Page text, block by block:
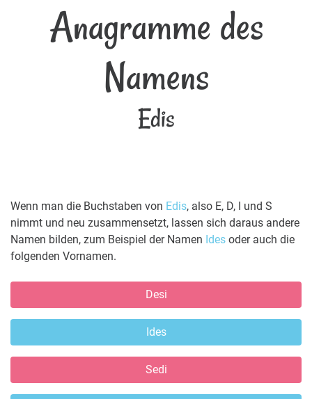
Anagramme des
Namens
Edis
Wenn man die Buchstaben von Edis, also E, D, I und S
nimmt und neu zusammensetzt, lassen sich daraus andere
Namen bilden, zum Beispiel der Namen Ides oder auch die
folgenden Vornamen.
Desi
Ides
Sedi